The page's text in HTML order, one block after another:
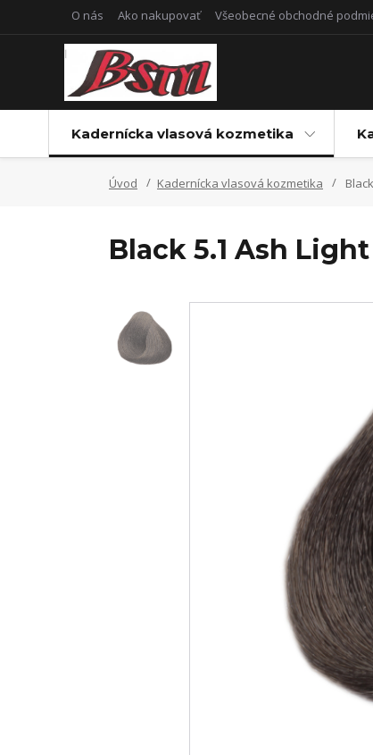
O nás Ako nakupovať Všeobecné obchodné
Kadernícka vlasová kozmetika
Úvod Kadernícka vlasová kozmetika
Black 5.1 Ash